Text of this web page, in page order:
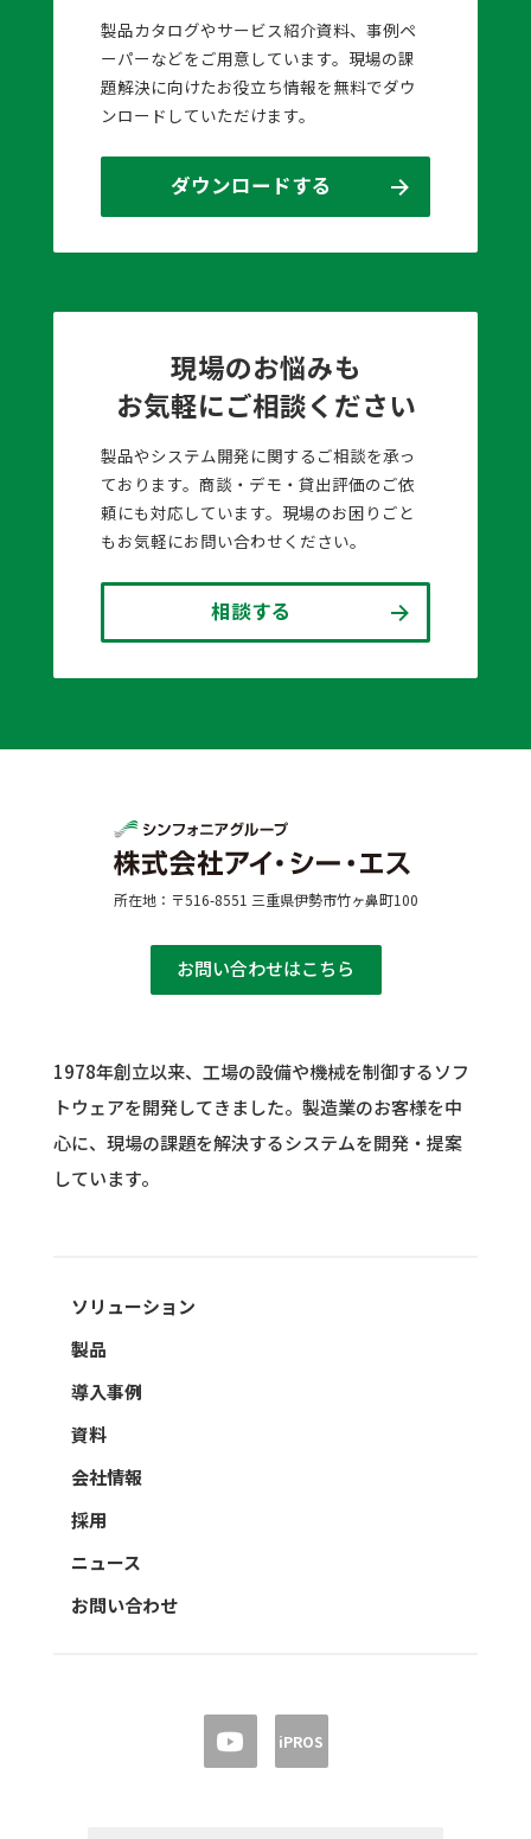
製品カタログやサービス紹介資料、事例ペ
ーパーなどをご用意しています。現場の課
題解決に向けたお役立ち情報を無料でダウ
ンロードしていただけます。
ダウンロードする
現場のお悩みも
お気軽にご相談ください
製品やシステム開発に関するご相談を承っ
ております。商談・デモ・貸出評価のご依
頼にも対応しています。現場のお困りごと
もお気軽にお問い合わせください。
相談する
所在地：〒516-8551 三重県伊勢市竹ヶ鼻町100
お問い合わせはこちら
1978年創立以来、工場の設備や機械を制御するソフ
トウェアを開発してきました。 製造業のお客様を中
心に、現場の課題を解決するシステムを開発・提案
しています。
ソリューション
製品
導入事例
資料
会社情報
採用
ニュース
お問い合わせ
iPROS